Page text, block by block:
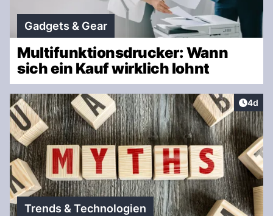
Gadgets & Gear
Multifunktionsdrucker: Wann
sich ein Kauf wirklich lohnt
4d
Trends & Technologien